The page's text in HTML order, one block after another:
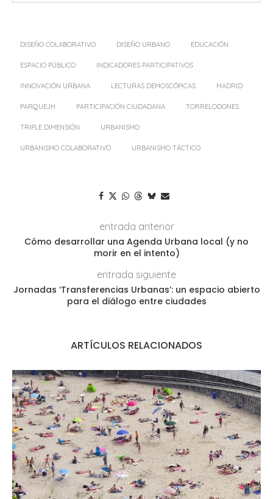
DISEÑO COLABORATIVO DISEÑO URBANO EDUCACIÓN
ESPACIO PÚBLICO INDICADORES PARTICIPATIVOS
INNOVACIÓN URBANA LECTURAS DEMOSCÓPICAS MADRID
PARQUEJH PARTICIPACIÓN CIUDADANA TORRELODONES
TRIPLE DIMENSIÓN URBANISMO
URBANISMO COLABORATIVO URBANISMO TÁCTICO
entrada anterior
Cómo desarrollar una Agenda Urbana local (y no
morir en el intento)
entrada siguiente
Jornadas ‘Transferencias Urbanas’: un espacio abierto
para el diálogo entre ciudades
ARTÍCULOS RELACIONADOS